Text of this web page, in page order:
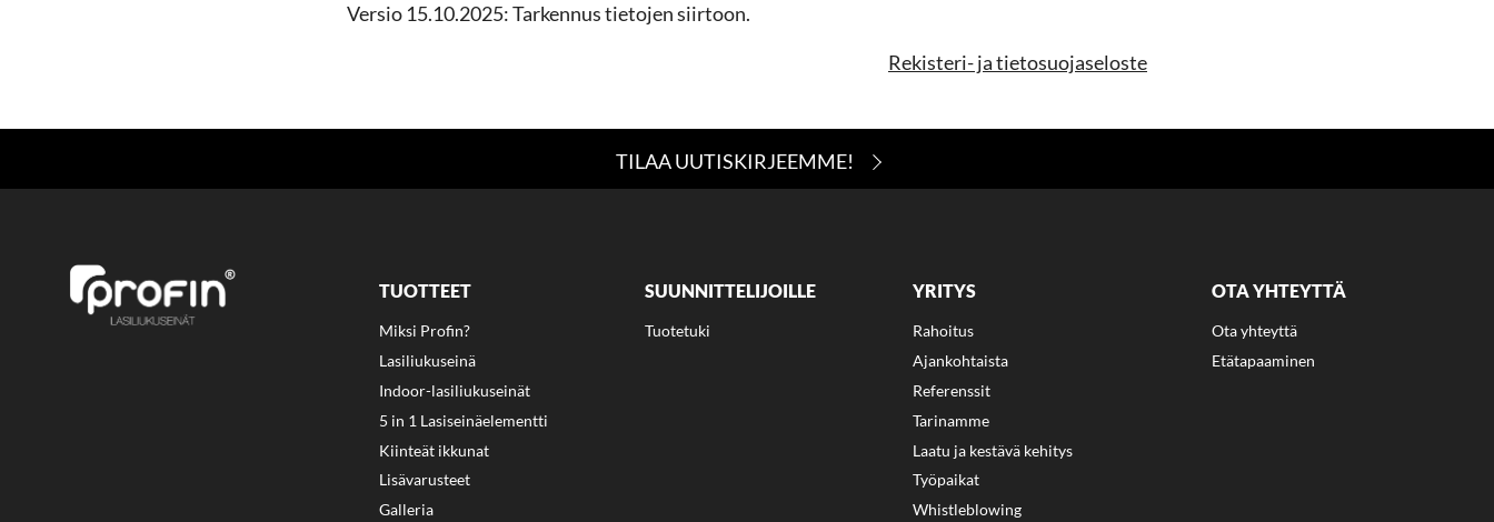
Versio 15.10.2025: Tarkennus tietojen siirtoon.
Rekisteri- ja tietosuojaseloste
TILAA UUTISKIRJEEMME!
TUOTTEET
Miksi Profin?
Lasiliukuseinä
Indoor-lasiliukuseinät
5 in 1 Lasiseinäelementti
Kiinteät ikkunat
Lisävarusteet
Galleria
SUUNNITTELIJOILLE
Tuotetuki
YRITYS
Rahoitus
Ajankohtaista
Referenssit
Tarinamme
Laatu ja kestävä kehitys
Työpaikat
Whistleblowing
OTA YHTEYTTÄ
Ota yhteyttä
Etätapaaminen